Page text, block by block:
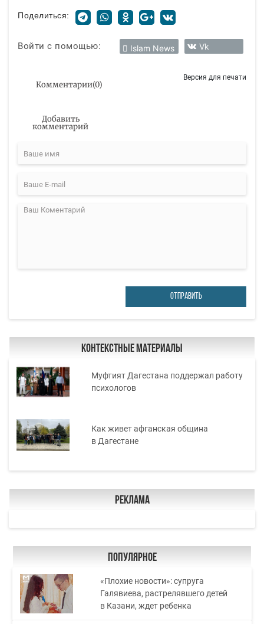
Поделиться:
Войти с помощью: Islam News Vk
Комментарии(0)
Версия для печати
Добавить
комментарий
ОТПРАВИТЬ
Контекстные материалы
Муфтият Дагестана поддержал работу
психологов
Как живет афганская община
в Дагестане
Реклама
Популярное
«Плохие новости»: супруга
Галявиева, растрелявшего детей
в Казани, ждет ребенка